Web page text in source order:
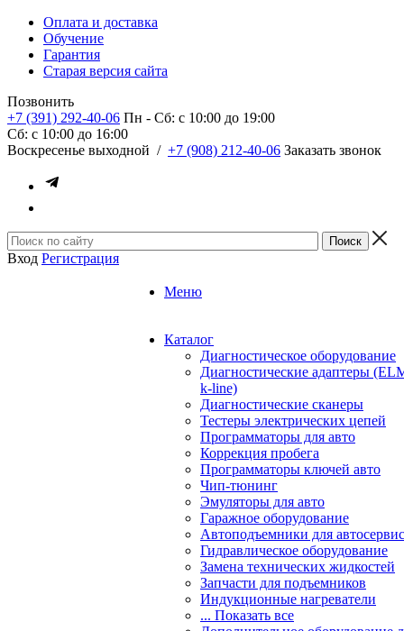
Оплата и доставка
Обучение
Гарантия
Старая версия сайта
Позвонить
+7 (391) 292-40-06 Пн - Сб: c 10:00 до 19:00
Сб: c 10:00 до 16:00
​Воскресенье выходной / +7 (908) 212-40-06 Заказать звонок
Вход Регистрация
Меню
Каталог
Диагностическое оборудование
Диагностические адаптеры
k-line)
Диагностические сканеры
Тестеры электрических цепей
Программаторы для авто
Коррекция пробега
Программаторы ключей авто
Чип-тюнинг
Эмуляторы для авто
Гаражное оборудование
Автоподъемники для
Гидравлическое оборудование
Замена технических жидкостей
Запчасти для подъемников
Индукционные нагреватели
... Показать все